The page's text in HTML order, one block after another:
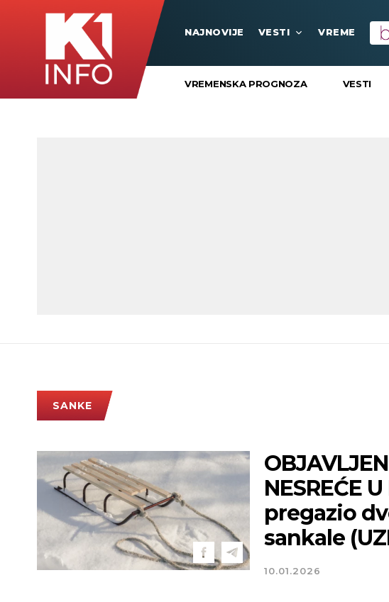
NAJNOVIJE VESTI VREME
VREMENSKA PROGNOZA VESTI
SANKE
NESREĆE
pregazio
sankale
10.01.2026